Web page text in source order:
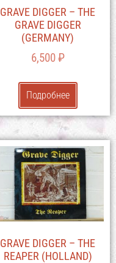
GRAVE DIGGER – THE
GRAVE DIGGER
(GERMANY)
6,500₽
Подробнее
GRAVE DIGGER – THE
REAPER (HOLLAND)